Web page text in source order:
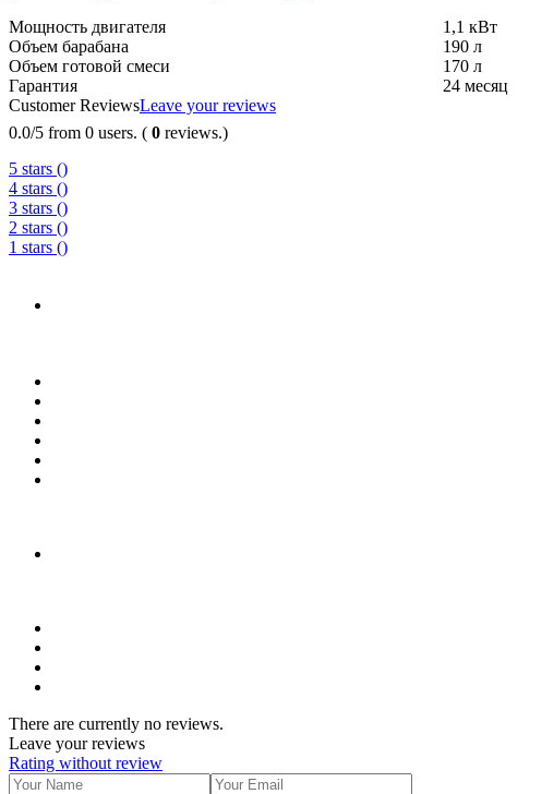
Мощность двигателя
1,1 кВт
Объем барабана
190 л
Объем готовой смеси
170 л
Гарантия
24 месяц
Customer ReviewsLeave your reviews
0.0/5 from 0 users. ( 0 reviews.)
5 stars ()
4 stars ()
3 stars ()
2 stars ()
1 stars ()
There are currently no reviews.
Leave your reviews
Rating without review